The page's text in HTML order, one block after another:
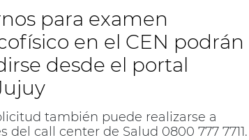
para examen
en el CEN podrán
desde el portal
también puede realizarse a
del call center de Salud 0800 777 7711.